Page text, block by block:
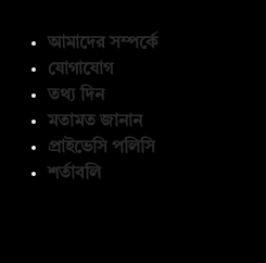
আমাদের সম্পর্কে
যোগাযোগ
তথ্য দিন
মতামত জানান
প্রাইভেসি পলিসি
শর্তাবলি